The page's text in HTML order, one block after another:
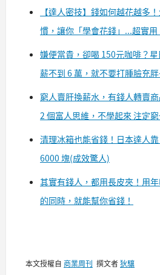
【達人密技】錢如何越花越多
慣，讓你「學會花錢」...超實用
嫌便當貴，卻喝 150元咖啡？
薪不到 6 萬，就不要打腫臉充胖
窮人賣肝換薪水，有錢人轉賣
2 個富人思維，不學起來 注定窮
清理冰箱也能省錢！日本達人
6000 塊(成效驚人)
其實有錢人，都用長皮夾！用
的同時，就能幫你省錢！
本文授權自 商業周刊 撰文者狄驤